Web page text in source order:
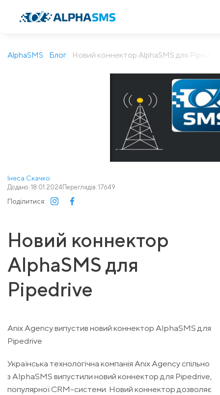
AlphaSMS Блог Новий коннектор AlphaSMS для
Інеса Скачко
Додано: 18.01.2024 Переглядів: 17649
Поділитися:
Новий коннектор
AlphaSMS для
Pipedrive
Anix Agency випустив новий коннектор AlphaSMS для
Pipedrive
Українська технологічна компанія Anix Agency спільно
з AlphaSMS випустили новий коннектор для Pipedrive,
популярної CRM-системи. Новий коннектор дозволяє